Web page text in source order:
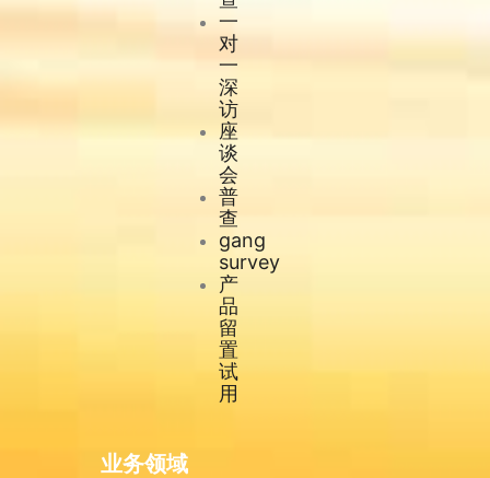
一
对
一
深
访
座
谈
会
普
查
gang
survey
产
品
留
置
试
用
业务领域